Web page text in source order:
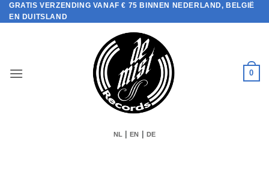
Ga
naar
GRATIS VERZENDING VANAF € 75 BINNEN NEDERLAND, BELGIË
EN DUITSLAND
0
NL |EN DE